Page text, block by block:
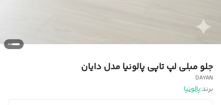
جلو مبلی لپ تاپی پالونیا مدل دایان
DAYAN
برند:پالونیا